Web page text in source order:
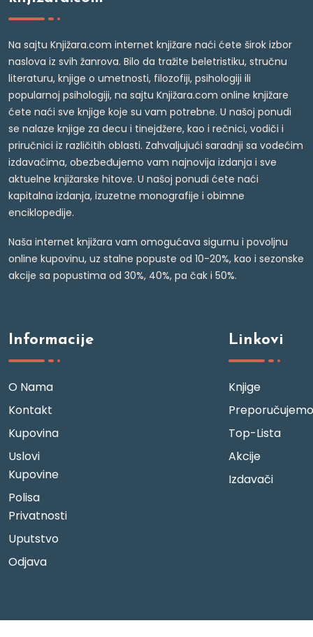
Na sajtu Knjižara.com internet knjižare naći ćete širok izbor
naslova iz svih žanrova. Bilo da tražite beletristiku, stručnu
literaturu, knjige o umetnosti, filozofiji, psihologiji ili
popularnoj psihologiji, na sajtu Knjižara.com online knjižare
ćete naći sve knjige koje su vam potrebne. U našoj ponudi
se nalaze knjige za decu i tinejdžere, kao i rečnici, vodiči i
priručnici iz različitih oblasti. Zahvaljujući saradnji sa vodećim
izdavačima, obezbeđujemo vam najnovija izdanja i sve
aktuelne knjižarske hitove. U našoj ponudi ćete naći
kapitalna izdanja, izuzetne monografije i obimne
enciklopedije.
Naša internet knjižara vam omogućava sigurnu i povoljnu
online kupovinu, uz stalne popuste od 10-20%, kao i sezonske
akcije sa popustima od 30%, 40%, pa čak i 50%.
Informacije
O Nama
Kontakt
Kupovina
Uslovi
Kupovine
Polisa
Privatnosti
Uputstvo
Odjava
Linkovi
Knjige
Preporučujemo
Top-Lista
Akcije
Izdavači